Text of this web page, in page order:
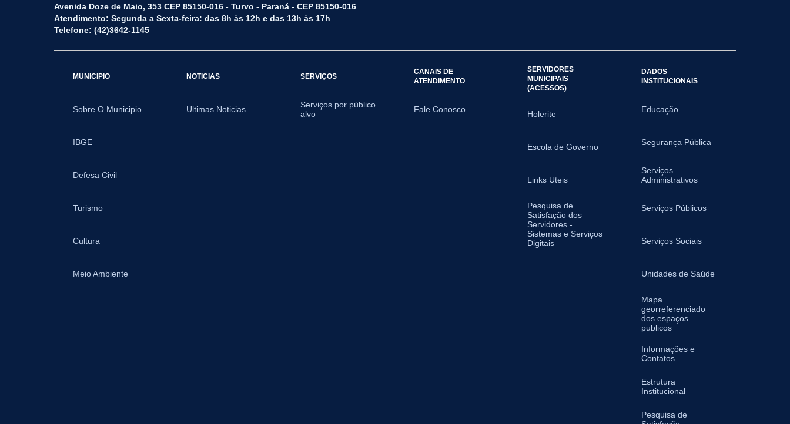
Avenida Doze de Maio, 353 CEP 85150-016 - Turvo - Paraná - CEP 85150-016
Atendimento: Segunda a Sexta-feira: das 8h às 12h e das 13h às 17h
Telefone: (42)3642-1145
MUNICIPIO
Sobre O Municipio
IBGE
Defesa Civil
Turismo
Cultura
Meio Ambiente
NOTICIAS
Ultimas Noticias
SERVIÇOS
Serviços por público
alvo
CANAIS DE
ATENDIMENTO
Fale Conosco
SERVIDORES
MUNICIPAIS
(ACESSOS)
Holerite
Escola de Governo
Links Uteis
Pesquisa de
Satisfação dos
Servidores -
Sistemas e Serviços
Digitais
DADOS
INSTITUCIONAIS
Educação
Segurança Pública
Serviços
Administrativos
Serviços Públicos
Serviços Sociais
Unidades de Saúde
Mapa
georreferenciado
dos espaços
publicos
Informações e
Contatos
Estrutura
Institucional
Pesquisa de